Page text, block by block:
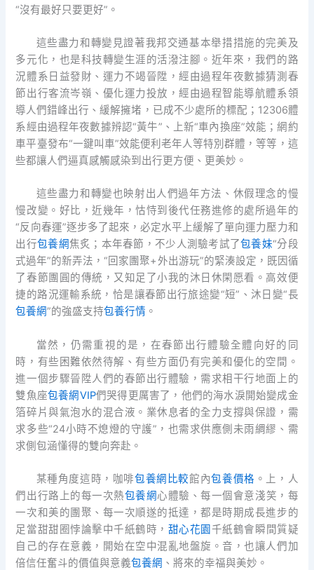
“沒有最好只要更好”。
這些盡力和轉變見證著我邦交通基本舉措措施的完美及
多元化，也是科技轉變生涯的活潑注腳。近年來，我們的路
況體系日益發財、運力不竭晉陞，經由過程年夜數據猜測春
節出行客流岑嶺、優化運力投放，經由過程智能導航體系領
導人們錯峰出行、緩解擁堵，已成不少處所的標配；12306體
系經由過程年夜數據辨認“黃牛”、上新“車內換座”效能；網約
車平臺發布“一鍵叫車”效能便利老年人等特別群體，等等，這
些都讓人們逼真感觸感染到出行更方便、更美妙。
這些盡力和轉變也映射出人們過年方法、休假理念的慢
慢改變。好比，近幾年，怙恃到後代任務進修的處所過年的
“反向春運”逐步多了起來，必定水平上緩解了單向運力壓力和
出行包養網焦炙；本年春節，不少人測驗考試了包養妹“分段
式過年”的新弄法，“回家團聚+外出游玩”的緊湊設定，既因循
了春節團圓的傳統，又知足了小我的沐日休閑愿看。高效便
捷的路況運輸系統，恰是讓春節出行旅途變“短”、沐日變“長
包養網”的強盛支持包養行情 。
當然，仍需重視的是，在春節出行體驗全體向好的同
時，有些困難依然待解、有些方面仍有完美和優化的空間。
進一個步驟晉陞人們的春節出行體驗，需求相干行地面上的
雙魚座包養網VIP們哭得更厲害了，他們的海水淚開始變成金
箔碎片與氣泡水的混合液。業休息者的全力支撐與保證，需
求多些“24小時不熄燈的守護”，也需求供應側未雨綢繆、需
求側包涵懂得的雙向奔赴。
某種角度這時，咖啡包養網比較館內包養價格 。上，人
們出行路上的每一次熱包養網心體驗、每一個會意淺笑，每
一次和美的團聚、每一次順遂的抵達，都是時期成長進步的
足當甜甜圈悖論擊中千紙鶴時， 甜心花園千紙鶴會瞬間質疑
自己的存在意義，開始在空中混亂地盤旋。音，也讓人們加
倍信任奮斗的價值與意義包養網 、將來的幸福與美妙。